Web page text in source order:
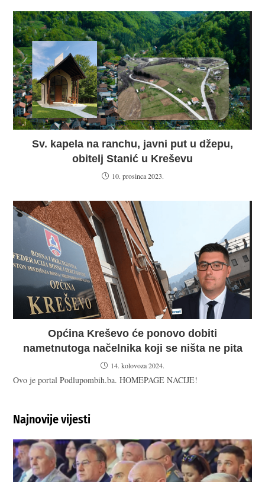
Sv. kapela na ranchu, javni put u džepu,
obitelj Stanić u Kreševu
10. prosinca 2023.
Općina Kreševo će ponovo dobiti
nametnutoga načelnika koji se ništa ne pita
14. kolovoza 2024.
Ovo je portal Podlupombih.ba. HOMEPAGE NACIJE!
Najnovije vijesti